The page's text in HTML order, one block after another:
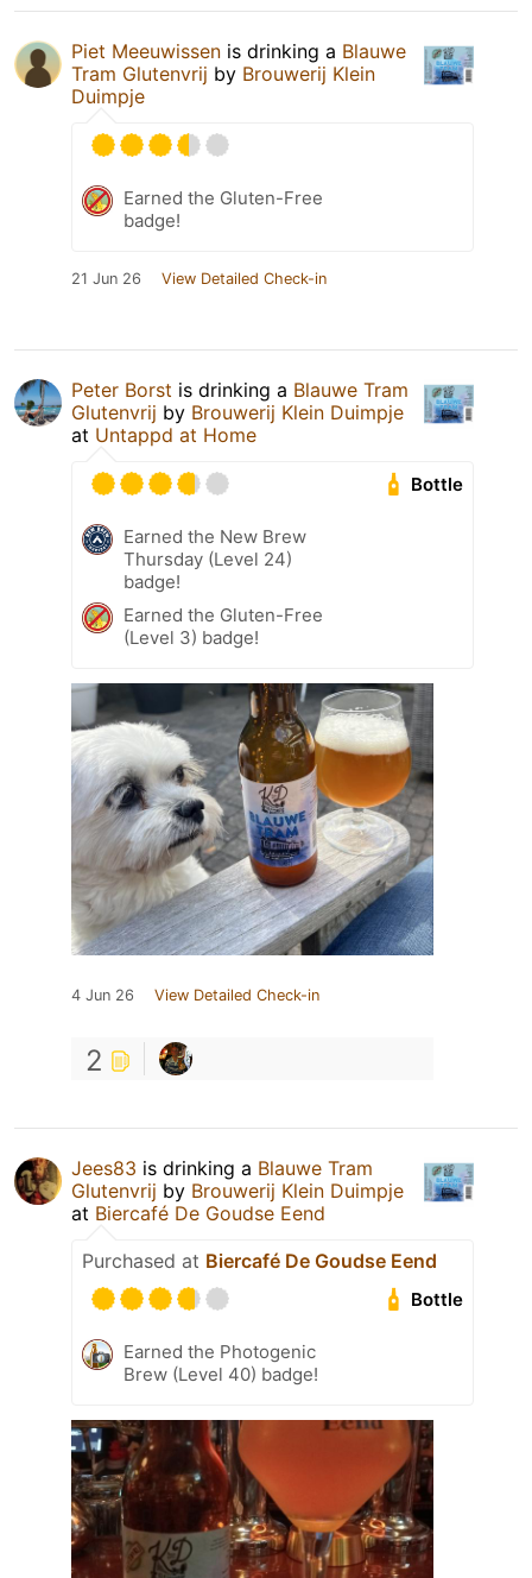
Piet Meeuwissen is drinking a Blauwe
Tram Glutenvrij by Brouwerij Klein
Duimpje
Earned the Gluten-Free
badge!
21 Jun 26 View Detailed Check-in
Peter Borst is drinking a Blauwe Tram
Glutenvrij by Brouwerij Klein Duimpje
at Untappd at Home
Bottle
Earned the New Brew
Thursday (Level 24)
badge!
Earned the Gluten-Free
(Level 3) badge!
4 Jun 26 View Detailed Check-in
2
Jees83 is drinking a Blauwe Tram
Glutenvrij by Brouwerij Klein Duimpje
at Biercafé De Goudse Eend
Purchased at Biercafé De Goudse Eend
Bottle
Earned the Photogenic
Brew (Level 40) badge!